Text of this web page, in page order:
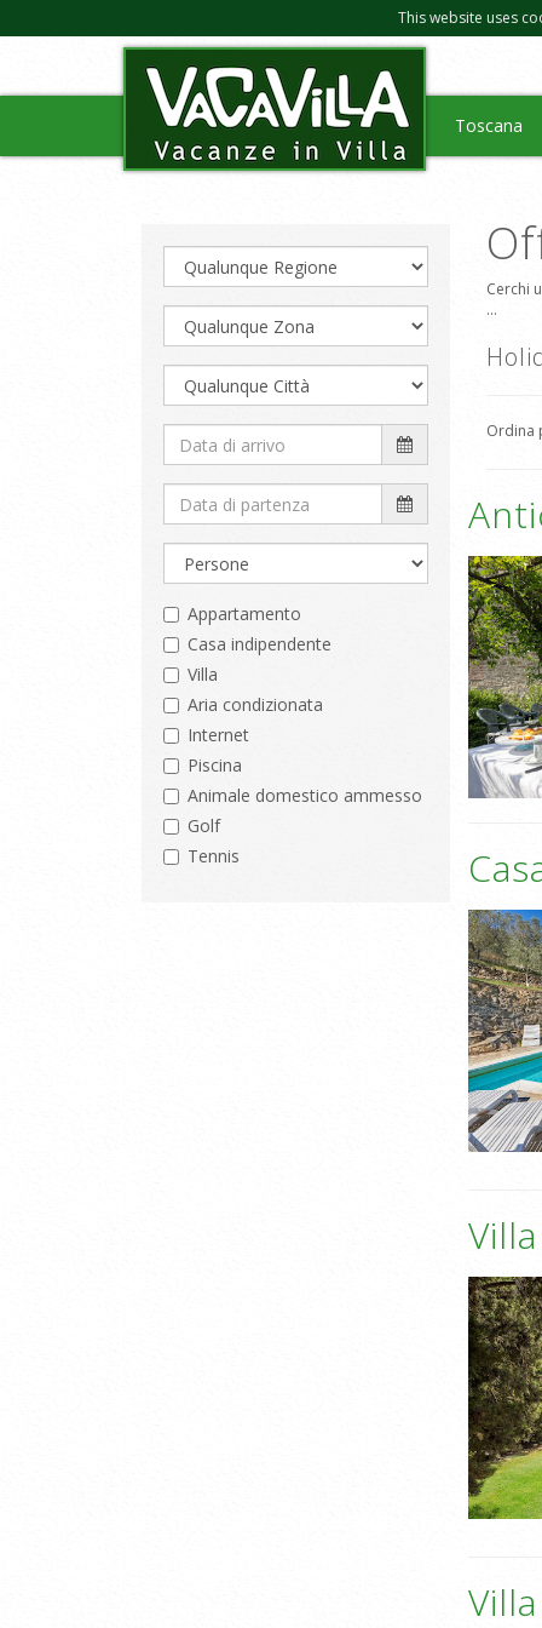
This website uses
Toscana
Cerchi
...
Ordina
Appartamento
Casa indipendente
Villa
Aria condizionata
Internet
Piscina
Animale domestico ammesso
Golf
Tennis